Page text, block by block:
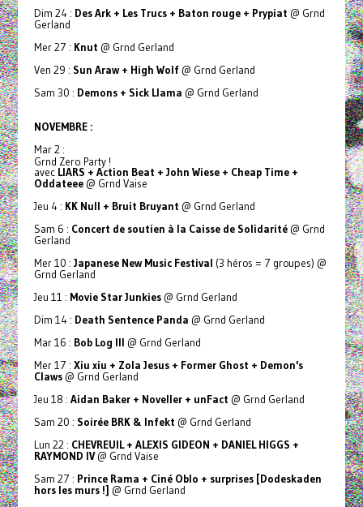
Dim 24 : Des Ark + Les Trucs + Baton rouge + Prypiat @ Grnd
Gerland
Mer 27 : Knut @ Grnd Gerland
Ven 29 : Sun Araw + High Wolf @ Grnd Gerland
Sam 30 : Demons + Sick Llama @ Grnd Gerland
NOVEMBRE :
Mar 2 :
Grnd Zero Party !
avec LIARS + Action Beat + John Wiese + Cheap Time +
Oddateee@ Grnd Vaise
Jeu 4 : KK Null + Bruit Bruyant @ Grnd Gerland
Sam 6 : Concert de soutien à la Caisse de Solidarité @ Grnd
Gerland
Mer 10 : Japanese New Music Festival (3 héros = 7 groupes) @
Grnd Gerland
Jeu 11 : Movie Star Junkies@ Grnd Gerland
Dim 14 : Death Sentence Panda @ Grnd Gerland
Mar 16 : Bob Log III @ Grnd Gerland
Mer 17 : Xiu xiu + Zola Jesus + Former Ghost + Demon's
Claws@ Grnd Gerland
Jeu 18 : Aidan Baker + Noveller + unFact @ Grnd Gerland
Sam 20 : Soirée BRK & Infekt @ Grnd Gerland
Lun 22 : CHEVREUIL + ALEXIS GIDEON + DANIEL HIGGS +
RAYMOND IV@ Grnd Vaise
Sam 27 : Prince Rama + Ciné Oblo + surprises [Dodeskaden
hors les murs !] @ Grnd Gerland